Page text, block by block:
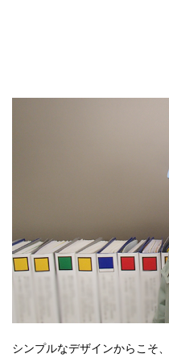
シンプルなデザインからこそ